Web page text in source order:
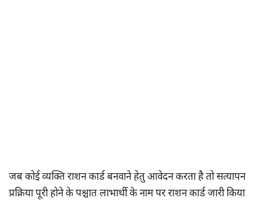
जब कोई व्यक्ति राशन कार्ड बनवाने हेतु आवेदन करता है तो सत्यापन
प्रक्रिया पूरी होने के पश्चात लाभार्थी के नाम पर राशन कार्ड जारी किया